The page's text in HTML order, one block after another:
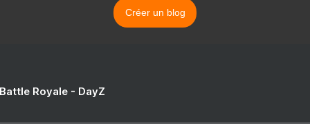
Créer un blog
Royale - DayZ